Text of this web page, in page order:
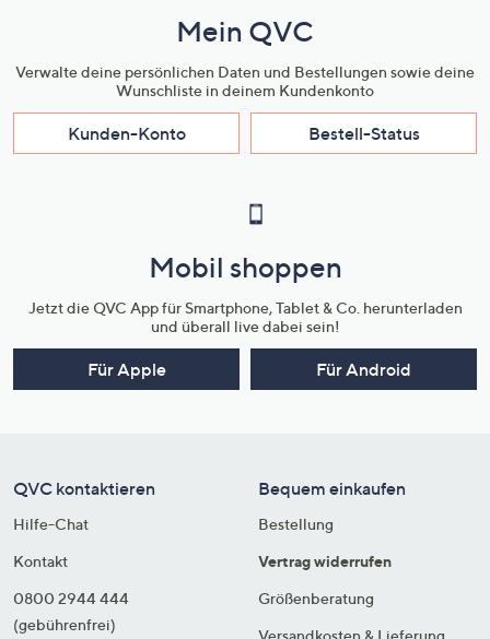
Mein QVC
Verwalte deine persönlichen Daten und Bestellungen sowie deine
Wunschliste in deinem Kundenkonto
Kunden-Konto Bestell-Status
Mobil shoppen
Jetzt die QVC App für Smartphone, Tablet & Co. herunterladen
und überall live dabei sein!
Für Apple Für Android
QVC kontaktieren
Hilfe-Chat
Kontakt
0800 2944 444
(gebührenfrei)
Bequem einkaufen
Bestellung
Vertrag widerrufen
Größenberatung
Versandkosten & Lieferung